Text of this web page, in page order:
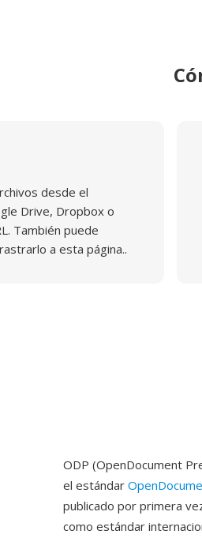
desde el
Drive, Dropbox o
También puede
a esta página..
ODP (OpenDocument
el estándar
publicado por primera
como estándar